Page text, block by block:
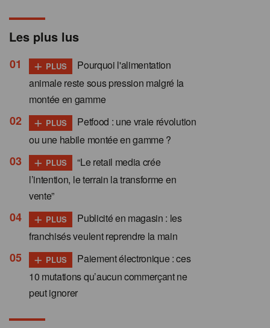
Les plus lus
+ PLUS
Pourquoi l'alimentation
animale reste sous pression malgré la
montée en gamme
+ PLUS
Petfood : une vraie révolution
ou une habile montée en gamme ?
+ PLUS
“Le retail media crée
l’intention, le terrain la transforme en
vente”
+ PLUS
Publicité en magasin : les
franchisés veulent reprendre la main
+ PLUS
Paiement électronique : ces
10 mutations qu’aucun commerçant ne
peut ignorer